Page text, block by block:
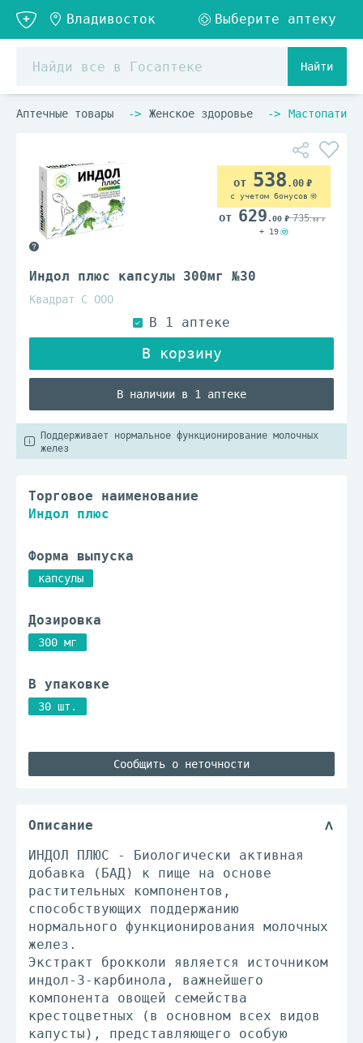
Найти
Аптечные товары Женское здоровье Мастопатия
Индол плюс капсулы 300мг №30
Квадрат С ООО
В наличии в 1 аптеке
538 .00
с учетом бонусов
629 .00 735.00
+ 19
Поддерживает нормальное функционирование молочных
желез
Торговое наименование
Индол плюс
Форма выпуска
капсулы
Дозировка
300 мг
В упаковке
30 шт.
Сообщить о неточности
Описание
ИНДОЛ ПЛЮС - Биологически активная
добавка (БАД) к пище на основе
растительных компонентов,
способствующих поддержанию
нормального функционирования молочных
желез.
Экстракт брокколи является источником
индол-3-карбинола, важнейшего
компонента овощей семейства
крестоцветных (в основном всех видов
капусты), представляющего особую